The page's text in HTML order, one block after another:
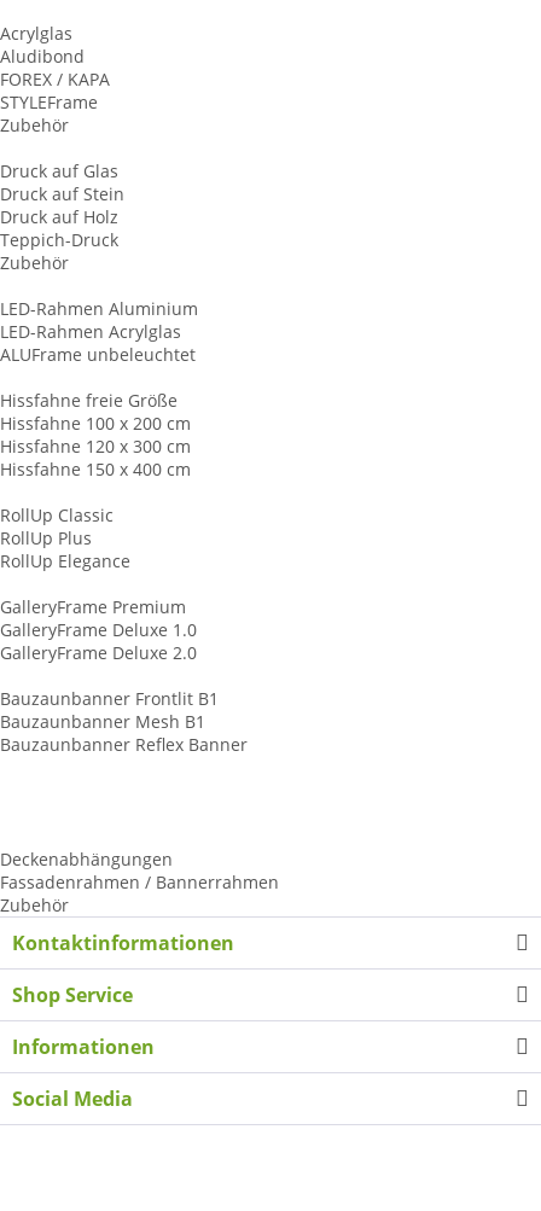
Acrylglas
Aludibond
FOREX / KAPA
STYLEFrame
Zubehör
Druck auf Glas
Druck auf Stein
Druck auf Holz
Teppich-Druck
Zubehör
LED-Rahmen Aluminium
LED-Rahmen Acrylglas
ALUFrame unbeleuchtet
Hissfahne freie Größe
Hissfahne 100 x 200 cm
Hissfahne 120 x 300 cm
Hissfahne 150 x 400 cm
RollUp Classic
RollUp Plus
RollUp Elegance
GalleryFrame Premium
GalleryFrame Deluxe 1.0
GalleryFrame Deluxe 2.0
Bauzaunbanner Frontlit B1
Bauzaunbanner Mesh B1
Bauzaunbanner Reflex Banner
Deckenabhängungen
Fassadenrahmen / Bannerrahmen
Zubehör
Kontaktinformationen
Shop Service
Informationen
Social Media